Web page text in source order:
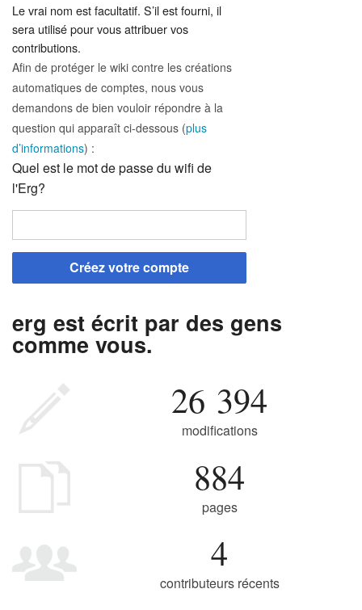
Le vrai nom est facultatif. S’il est fourni, il
sera utilisé pour vous attribuer vos
contributions.
Afin de protéger le wiki contre les créations
automatiques de comptes, nous vous
demandons de bien vouloir répondre à la
question qui apparaît ci-dessous (plus
d’informations) :
Quel est le mot de passe du wifi de
l'Erg?
Créez votre compte
erg est écrit par des gens
comme vous.
26 394
modifications
884
pages
4
contributeurs récents